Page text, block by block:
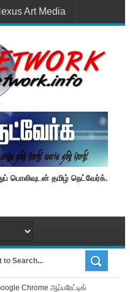
Art Media
பொலிவுடன் தமிழ் நெட்வேர்க்.
Chrome ஆப்பரேட்டிங்